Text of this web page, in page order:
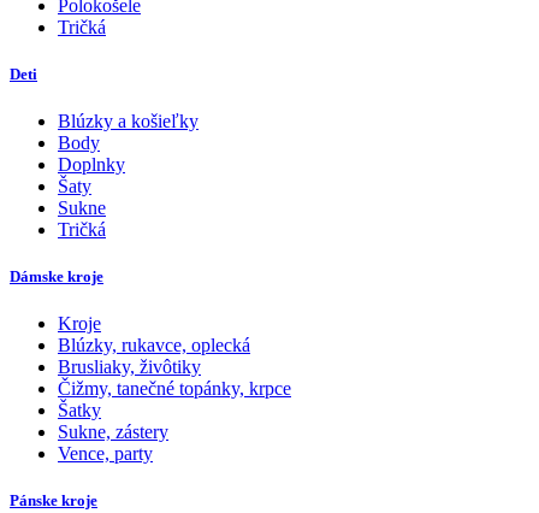
Polokošele
Tričká
Deti
Blúzky a košieľky
Body
Doplnky
Šaty
Sukne
Tričká
Dámske kroje
Kroje
Blúzky, rukavce, oplecká
Brusliaky, živôtiky
Čižmy, tanečné topánky, krpce
Šatky
Sukne, zástery
Vence, party
Pánske kroje